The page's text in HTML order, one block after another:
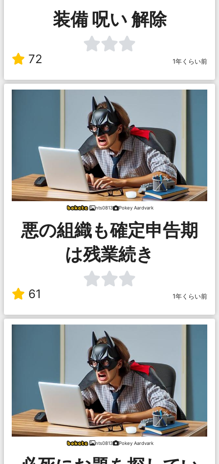
装備 呪い 解除
72 1年くらい前
nts0813 Pokey Aardvark
悪の組織も確定申告期
は残業続き
61 1年くらい前
nts0813 Pokey Aardvark